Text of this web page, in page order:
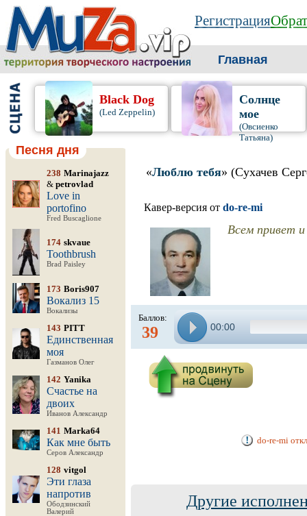
Регистрация
Главная
Black Dog
(Led Zeppelin)
Солнце
мое
(Овсиенко
Татьяна)
Песня дня
238 Marinajazz
& petrovlad
Love in
portofino
Fred Buscaglione
174 skvaue
Toothbrush
Brad Paisley
173 Boris907
Вокализ 15
Вокализы
143 PITT
Единственная
моя
Газманов Олег
142 Yanika
Счастье на
двоих
Иванов Александр
141 Marka64
Как мне быть
Серов Александр
128 vitgol
Эти глаза
напротив
Ободзинский
Валерий
«Люблю тебя» (Сухачев
Кавер-версия от do-re-mi
Всем привет
Баллов:
39 00:00
do-re-mi
Другие